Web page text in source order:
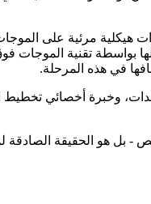
هيكلية مرئية على
تقنية الموجات فوق
في هذه المرحلة.
وخبرة أخصائي تخطيط
- بل هو الحقيقة الصادقة